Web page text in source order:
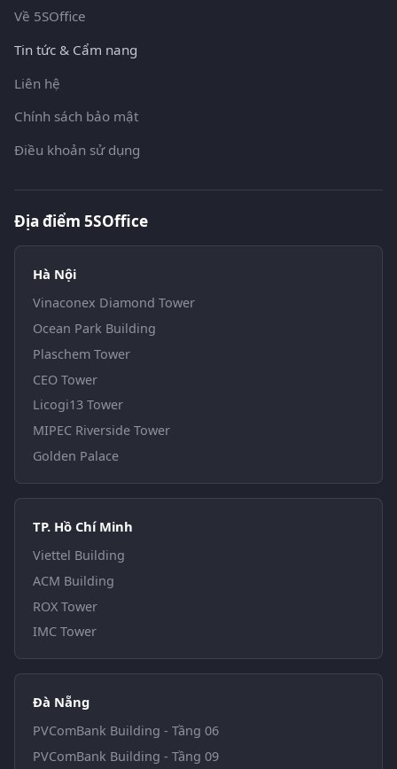
Về 5SOffice
Tin tức & Cẩm nang
Liên hệ
Chính sách bảo mật
Điều khoản sử dụng
Địa điểm 5SOffice
Hà Nội
Vinaconex Diamond Tower
Ocean Park Building
Plaschem Tower
CEO Tower
Licogi13 Tower
MIPEC Riverside Tower
Golden Palace
TP. Hồ Chí Minh
Viettel Building
ACM Building
ROX Tower
IMC Tower
Đà Nẵng
PVComBank Building - Tầng 06
PVComBank Building - Tầng 09